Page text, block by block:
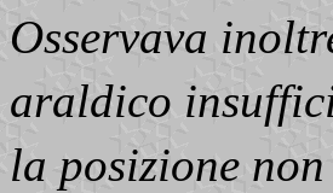
Osservava
araldico
la posizione